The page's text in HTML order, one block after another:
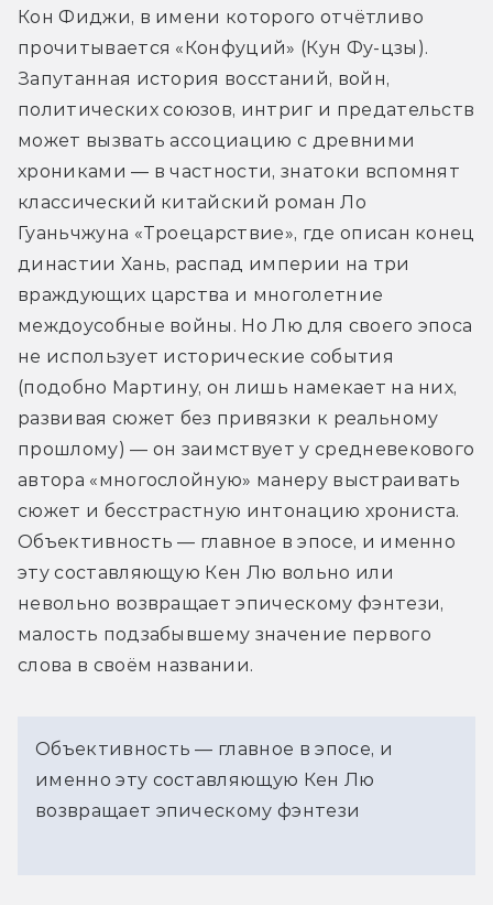
Кон Фиджи, в имени которого отчётливо
прочитывается «Конфуций» (Кун Фу-цзы).
Запутанная история восстаний, войн,
политических союзов, интриг и предательств
может вызвать ассоциацию с древними
хрониками — в частности, знатоки вспомнят
классический китайский роман Ло
Гуаньчжуна «Троецарствие», где описан конец
династии Хань, распад империи на три
враждующих царства и многолетние
междоусобные войны. Но Лю для своего эпоса
не использует исторические события
(подобно Мартину, он лишь намекает на них,
развивая сюжет без привязки к реальному
прошлому) — он заимствует у средневекового
автора «многослойную» манеру выстраивать
сюжет и бесстрастную интонацию хрониста.
Объективность — главное в эпосе, и именно
эту составляющую Кен Лю вольно или
невольно возвращает эпическому фэнтези,
малость подзабывшему значение первого
слова в своём названии.
Объективность — главное в эпосе, и
именно эту составляющую Кен Лю
возвращает эпическому фэнтези